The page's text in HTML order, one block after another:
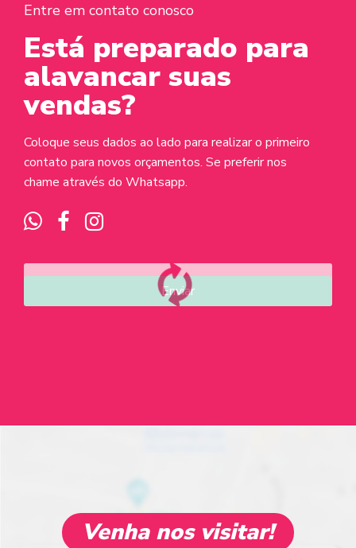
Entre em contato conosco
Está preparado para
alavancar suas
vendas?
Coloque seus dados ao lado para realizar o primeiro
contato para novos orçamentos. Se preferir nos
chame através do Whatsapp.
Enviar
Venha nos visitar!